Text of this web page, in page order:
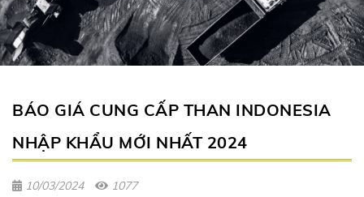
BÁO GIÁ CUNG CẤP THAN INDONESIA
NHẬP KHẨU MỚI NHẤT 2024
10/03/2024 1077